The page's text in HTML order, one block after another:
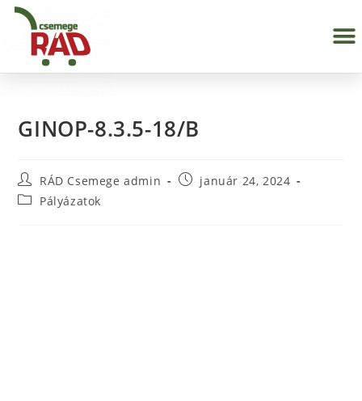
GINOP-8.3.5-18/B
RÁD Csemege admin
január 24, 2024
Pályázatok